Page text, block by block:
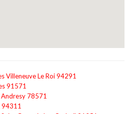
Villeneuve Le Roi 94291
91571
78571